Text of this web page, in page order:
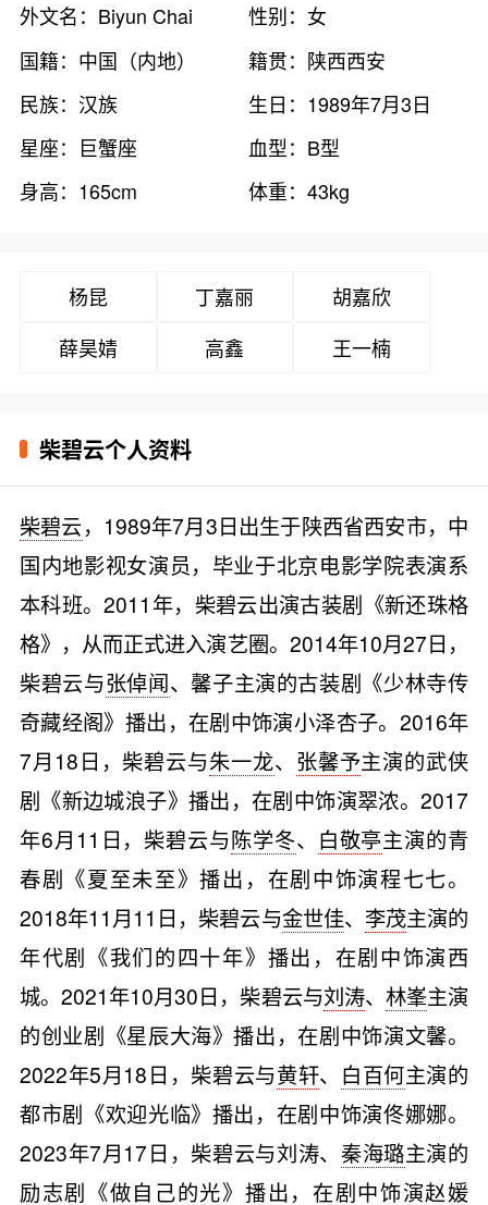
外文名：Biyun Chai
性别：女
国籍：中国（内地）
籍贯：陕西西安
民族：汉族
生日：1989年7月3日
星座：巨蟹座
血型：B型
身高：165cm
体重：43kg
杨昆 丁嘉丽
胡嘉欣
薛昊婧
高鑫 王一楠
柴碧云个人资料
柴碧云，1989年7月3日出生于陕西省西安市，中
国内地影视女演员，毕业于北京电影学院表演系
本科班。2011年，柴碧云出演古装剧《新还珠格
格》，从而正式进入演艺圈。2014年10月27日，
柴碧云与张倬闻、馨子主演的古装剧《少林寺传
奇藏经阁》播出，在剧中饰演小泽杏子。2016年
7月18日，柴碧云与朱一龙、 张馨予主演的武侠
剧《新边城浪子》播出，在剧中饰演翠浓。2017
年6月11日，柴碧云与陈学冬、 白敬亭主演的青
春剧《夏至未至》播出，在剧中饰演程七七。
2018年11月11日，柴碧云与金世佳、 李茂主演的
年代剧《我们的四十年》播出，在剧中饰演西
城。2021年10月30日，柴碧云与刘涛、 林峯主演
的创业剧《星辰大海》播出，在剧中饰演文馨。
2022年5月18日，柴碧云与黄轩、 白百何主演的
都市剧《欢迎光临》播出，在剧中饰演佟娜娜。
2023年7月17日，柴碧云与刘涛、 秦海璐主演的
励志剧《做自己的光》播出，在剧中饰演赵媛